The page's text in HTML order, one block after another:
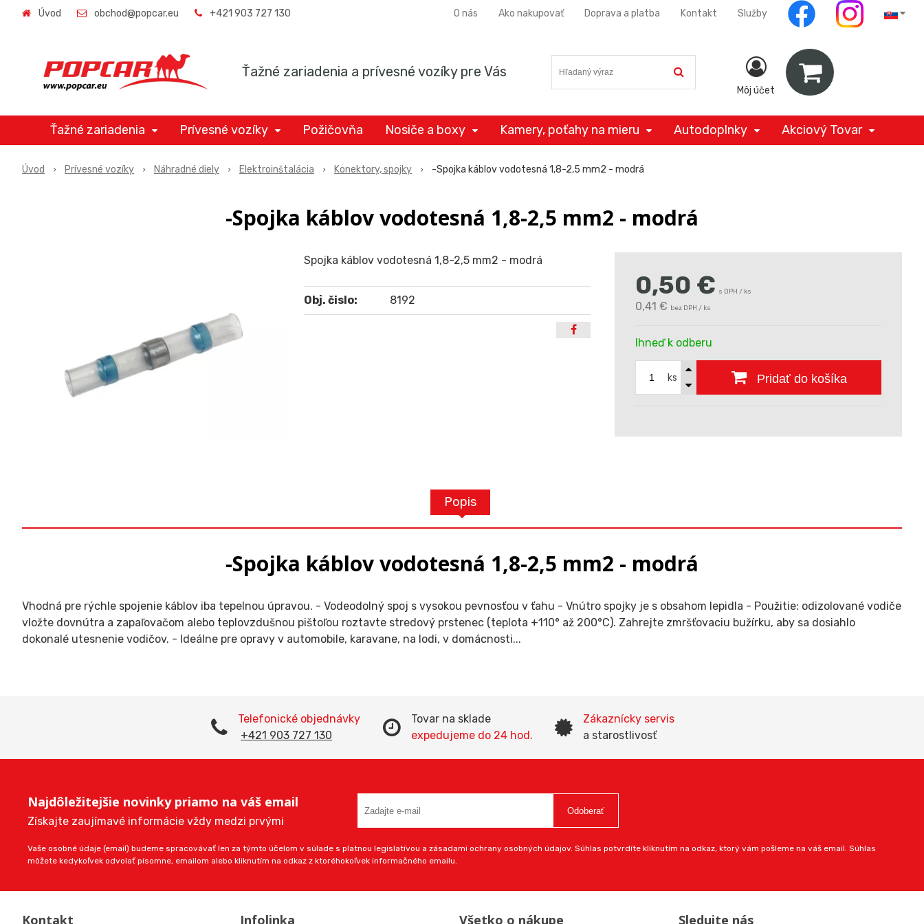
Ťažné zariadenia a prívesné vozíky pre Vás
Úvod obchod@popcar.eu +421 903 727 130 O nás Ako nakupovať Doprava a platba Kontakt Služby
Môj účet
Ťažné zariadenia Prívesné vozíky Požičovňa Nosiče a boxy Kamery, poťahy na mieru Autodoplnky Akciový Tovar
Úvod Prívesné vozíky Náhradné diely Elektroinštalácia Konektory, spojky -Spojka káblov vodotesná 1,8-2,5 mm2 - modrá
-Spojka káblov vodotesná 1,8-2,5 mm2 - modrá
0,50 € s DPH / ks
0,41 € bez DPH / ks
Ihneď k odberu
ks Pridať do košíka
Spojka káblov vodotesná 1,8-2,5 mm2 - modrá
Obj. čislo: 8192
Popis
-Spojka káblov vodotesná 1,8-2,5 mm2 - modrá
Vhodná pre rýchle spojenie káblov iba tepelnou úpravou. - Vodeodolný spoj s vysokou pevnosťou v ťahu - Vnútro spojky je s obsahom lepidla - Použitie: odizolované vodiče
vložte dovnútra a zapaľovačom alebo teplovzdušnou pištoľou roztavte stredový prstenec (teplota +110° až 200°C). Zahrejte zmršťovaciu bužírku, aby sa dosiahlo
dokonalé utesnenie vodičov. - Ideálne pre opravy v automobile, karavane, na lodi, v domácnosti...
Telefonické objednávky
+421 903 727 130
Tovar na sklade
expedujeme do 24 hod.
Zákaznícky servis
a starostlivosť
Najdôležitejšie novinky priamo na váš email
Získajte zaujímavé informácie vždy medzi prvými
Odoberať
Vaše osobné údaje (email) budeme spracovávať len za týmto účelom v súlade s platnou legislatívou a zásadami ochrany osobných údajov. Súhlas potvrdíte kliknutím na odkaz, ktorý vám pošleme na váš email. Súhlas
môžete kedykoľvek odvolať písomne, emailom alebo kliknutím na odkaz z ktoréhokoľvek informačného emailu.
Kontakt Infolinka Všetko o nákupe Sledujte nás